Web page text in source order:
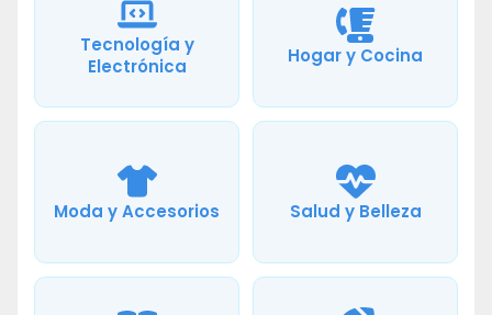
Tecnología y
Electrónica
Hogar y Cocina
Moda y Accesorios Salud y Belleza